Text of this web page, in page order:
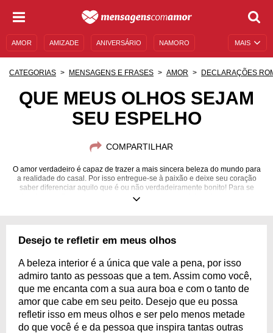
MAIS
AMOR AMIZADE ANIVERSÁRIO NAMORO
MENSAGENS E FRASES MENSAGENS DE ANIVERSÁRIO
CATEGORIAS MENSAGENS E FRASES AMOR DECLARAÇÕES
QUE MEUS OLHOS SEJAM
SEU ESPELHO
COMPARTILHAR
O amor verdadeiro é capaz de trazer a mais sincera beleza do mundo para
a realidade do casal. Por isso entregue-se à paixão e deixe seu coração
saber diferenciar aquilo que é ou não verdadeiramente bonito! Para se
inspirar, confira mensagens que separamos especialmente para essa
Desejo te refletir em meus olhos
A beleza interior é a única que vale a pena, por isso
admiro tanto as pessoas que a tem. Assim como você,
que me encanta com a sua aura boa e com o tanto de
amor que cabe em seu peito. Desejo que eu possa
refletir isso em meus olhos e ser pelo menos metade
do que você é e da pessoa que inspira tantas outras